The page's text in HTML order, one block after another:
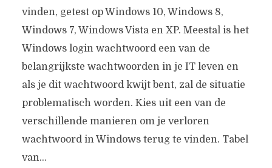
vinden, getest op Windows 10, Windows 8,
Windows 7, Windows Vista en XP. Meestal is het
Windows login wachtwoord een van de
belangrijkste wachtwoorden in je IT leven en
als je dit wachtwoord kwijt bent, zal de situatie
problematisch worden. Kies uit een van de
verschillende manieren om je verloren
wachtwoord in Windows terug te vinden. Tabel
van...